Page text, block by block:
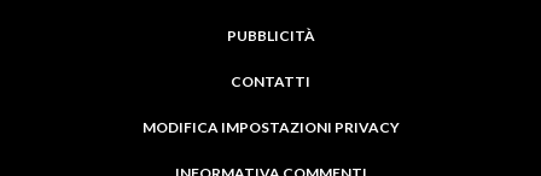
PUBBLICITÀ
CONTATTI
MODIFICA IMPOSTAZIONI PRIVACY
INFORMATIVA COMMENTI